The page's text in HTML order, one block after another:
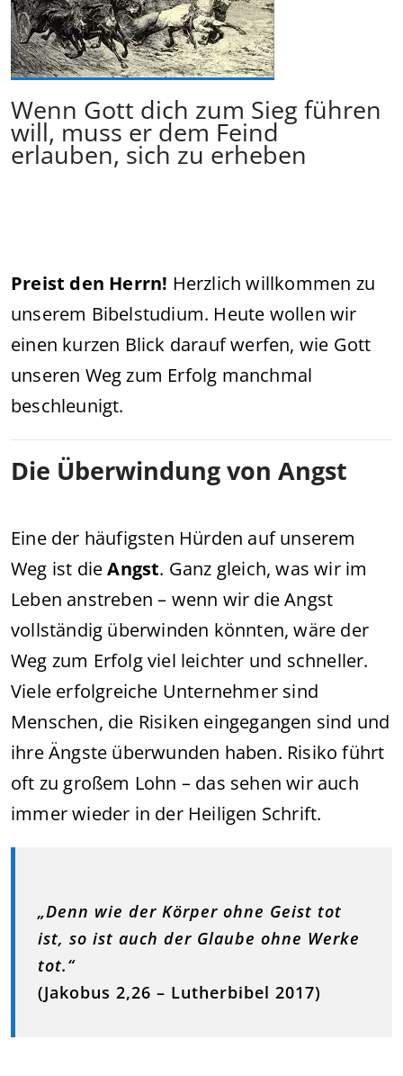
Wenn Gott dich zum Sieg führen
will, muss er dem Feind
erlauben, sich zu erheben
Preist den Herrn! Herzlich willkommen zu
unserem Bibelstudium. Heute wollen wir
einen kurzen Blick darauf werfen, wie Gott
unseren Weg zum Erfolg manchmal
beschleunigt.
Die Überwindung von Angst
Eine der häufigsten Hürden auf unserem
Weg ist dieAngst. Ganz gleich, was wir im
Leben anstreben – wenn wir die Angst
vollständig überwinden könnten, wäre der
Weg zum Erfolg viel leichter und schneller.
Viele erfolgreiche Unternehmer sind
Menschen, die Risiken eingegangen sind und
ihre Ängste überwunden haben. Risiko führt
oft zu großem Lohn – das sehen wir auch
immer wieder in der Heiligen Schrift.
„Denn wie der Körper ohne Geist tot
ist, so ist auch der Glaube ohne Werke
tot.“
(Jakobus 2,26 – Lutherbibel 2017)